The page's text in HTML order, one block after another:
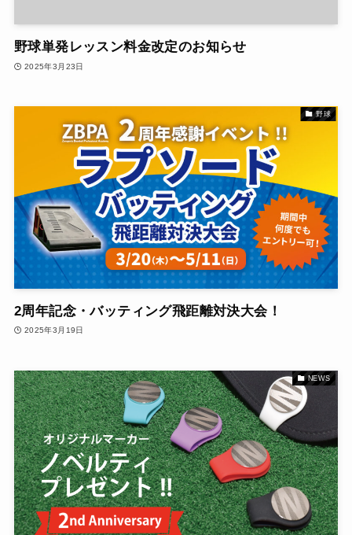
野球単発レッスン料金改定のお知らせ
2025年3月23日
野球
2周年記念・バッティング飛距離対決大会！
2025年3月19日
NEWS